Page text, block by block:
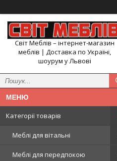
Світ Меблів – інтернет-магазин
меблів | Доставка по Україні,
шоурум у Львові
Категорії товарів
Меблі для вітальні
Меблі для передпокою